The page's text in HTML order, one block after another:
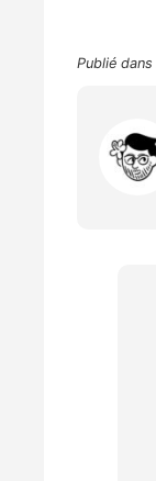
Publié dans